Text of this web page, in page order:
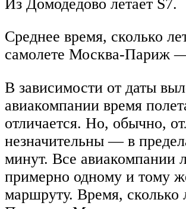
Из Домодедово летает S7.
Среднее время, сколько
самолете Москва-Париж
В зависимости от даты
авиакомпании время
отличается. Но, обычно,
незначительны — в
минут. Все авиакомпании
примерно одному и тому
маршруту. Время, сколько